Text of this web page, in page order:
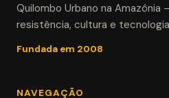
Quilombo Urbano na Amazônia
resistência, cultura e
Fundada em 2008
NAVEGAÇÃO